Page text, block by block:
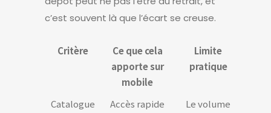
c’est souvent là que l’écart se creuse.
Critère
Ce que cela
apporte sur
mobile
Limite
pratique
Catalogue
Accès rapide
Le volume